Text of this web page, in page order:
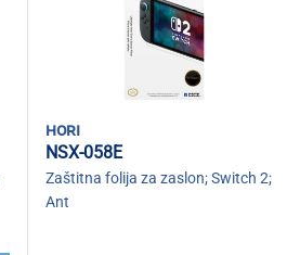
hori
NSX-058E
Zaštitna folija za zaslon; Switch 2;
Ant